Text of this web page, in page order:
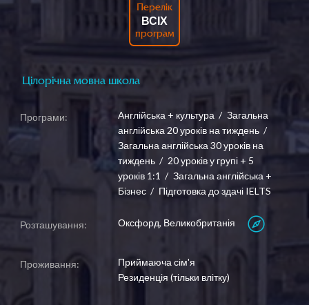
Перелік
ВСІХ
програм
Цілорічна мовна школа
Програми: Англійська + культура
Загальна
англійська 20 уроків на тиждень
Загальна англійська 30 уроків на
тиждень
20 уроків у групі + 5
уроків 1:1
Загальна англійська +
Бізнес
Підготовка до здачі IELTS
Розташування: Оксфорд, Великобританія
Проживання:
Приймаюча сім'я
​​​​​​​Резиденція (тільки влітку)